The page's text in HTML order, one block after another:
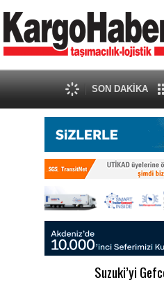
SON DAKİKA
Suzuki’yi